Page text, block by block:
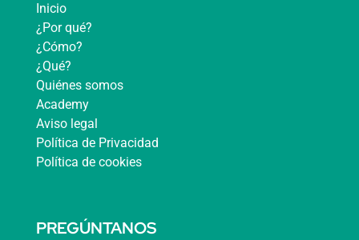
Inicio
¿Por qué?
¿Cómo?
¿Qué?
Quiénes somos
Academy
Aviso legal
Política de Privacidad
Política de cookies
PREGÚNTANOS